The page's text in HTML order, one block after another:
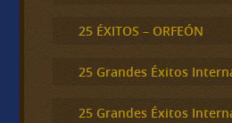
25 ÉXITOS – ORFEÓN
25 Grandes Éxitos
25 Grandes Éxitos